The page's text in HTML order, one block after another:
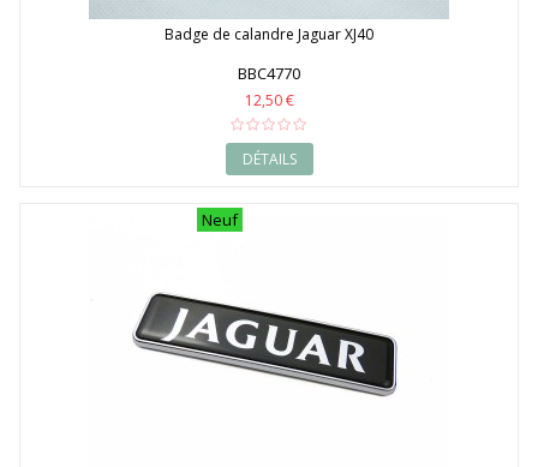
Badge de calandre Jaguar XJ40
BBC4770
12,50 €
DÉTAILS
Neuf